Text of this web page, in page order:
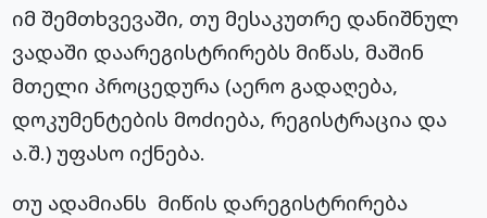
იმ შემთხვევაში, თუ მესაკუთრე დანიშნულ
ვადაში დაარეგისტრირებს მიწას, მაშინ
მთელი პროცედურა (აერო გადაღება,
დოკუმენტების მოძიება, რეგისტრაცია და
ა.შ.) უფასო იქნება.
თუ ადამიანს მიწის დარეგისტრირება